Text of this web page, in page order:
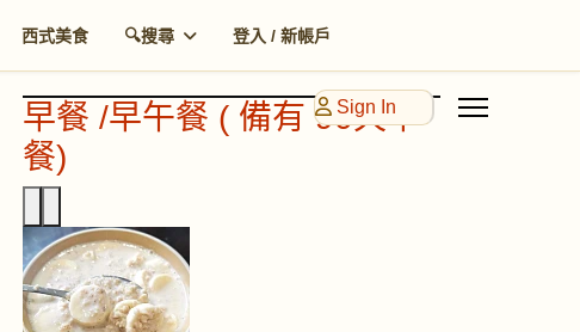
西式美食 🔍搜尋 登入 / 新帳戶
Sign In
早餐 /早午餐 ( 備有 90天早
餐)